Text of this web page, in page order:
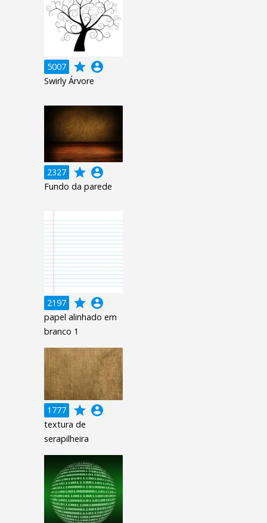
5007 grade account_circle
Swirly Árvore
2327 grade account_circle
Fundo da parede
2197 grade account_circle
papel alinhado em
branco 1
1777 grade account_circle
textura de
serapilheira